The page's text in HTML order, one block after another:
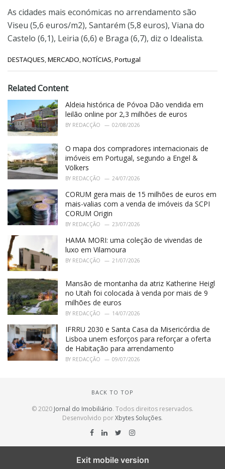
As cidades mais económicas no arrendamento são
Viseu (5,6 euros/m2), Santarém (5,8 euros), Viana do
Castelo (6,1), Leiria (6,6) e Braga (6,7), diz o Idealista.
C
e
i
e
DESTAQUES,MERCADO,NOTÍCIAS,Portugal
Related Content
Aldeia histórica de Póvoa Dão vendida em
leilão online por 2,3 milhões de euros
BY REDACÇÃO 02/08/2026
O mapa dos compradores internacionais de
imóveis em Portugal, segundo a Engel &
Völkers
BY REDACÇÃO 24/07/2026
CORUM gera mais de 15 milhões de euros em
mais-valias com a venda de imóveis da SCPI
CORUM Origin
BY REDACÇÃO 23/07/2026
HAMA MORI: uma coleção de vivendas de
luxo em Vilamoura
BY REDACÇÃO 21/07/2026
Mansão de montanha da atriz Katherine Heigl
no Utah foi colocada à venda por mais de 9
milhões de euros
BY REDACÇÃO 14/07/2026
IFRRU 2030 e Santa Casa da Misericórdia de
Lisboa unem esforços para reforçar a oferta
de Habitação para arrendamento
BY REDACÇÃO 09/07/2026
BACK TO TOP
© 2020 Jornal do Imobiliário. Todos direitos reservados.
Desenvolvido porXbytes Soluções.
Exit mobile version